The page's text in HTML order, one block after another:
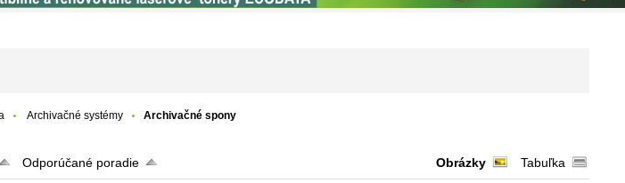
Archivačné systémy Archivačné spony
Odporúčané poradie Obrázky Tabuľka